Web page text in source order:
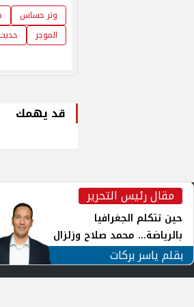
وتر حساس
الموجز
قد يهمك
مقال رئيس التحرير
حين تتكلم الجغرافيا
بالرياضة... محمد صلاح وزلزال
الهوية في الشارع التركي
بقلم ياسر بركات